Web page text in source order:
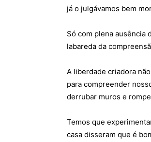
já o julgávamos bem
Só com plena ausência
labareda da
A liberdade criadora
para compreender
derrubar muros e
Temos que
casa disseram que é